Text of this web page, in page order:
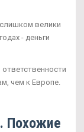
велики
- деньги
чем к Европе.
Похожие